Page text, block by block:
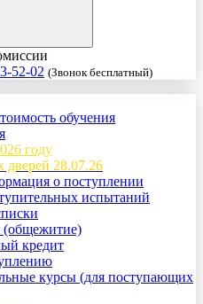
52-02 (Звонок бесплатный)
обучения
году
дверей 28.07.26
о поступлении
испытаний
(общежитие)
кредит
курсы (для поступающих